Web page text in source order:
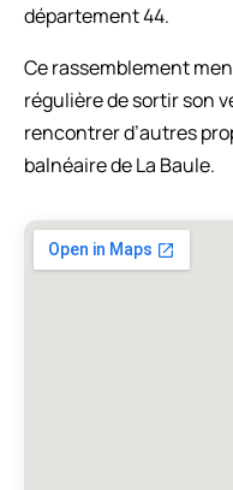
département 44.
Ce rassemblement
régulière de sortir son
rencontrer d’autres
balnéaire de La Baule.